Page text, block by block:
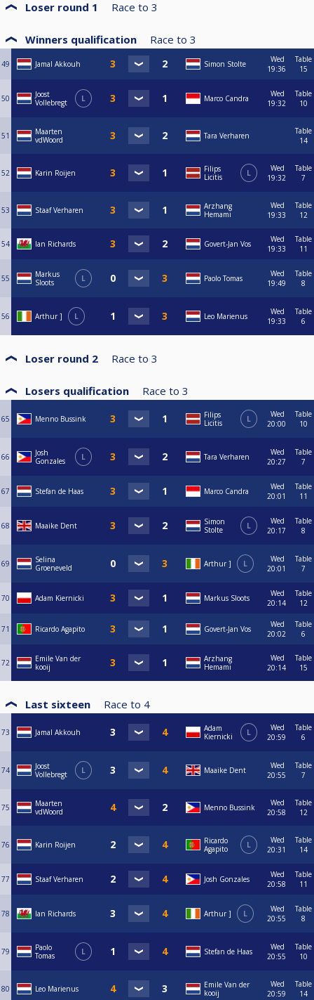
Loser round 1 Race to 3
Winners qualification Race to 3
49 Jamal Akkouh Simon Stolte
Wed
19:36
Table
15
50
Joost
Vollebregt
L Marco Candra
Wed
19:32
Table
10
51
Maarten
vdWoord
Tara Verharen
Table
14
52 Karin Roijen
Filips
Licitis
L
Wed
19:32
Table
7
53 Staaf Verharen
Arzhang
Hemami
Wed
19:33
Table
12
54 Ian Richards Govert-Jan Vos
Wed
19:33
Table
11
55
Markus
Sloots
L Paolo Tomas
Wed
19:49
Table
8
56 Arthur ] L Leo Marienus
Wed
19:33
Table
6
Loser round 2 Race to 3
Losers qualification Race to 3
65 Menno Bussink
Filips
Licitis
L
Wed
20:00
Table
10
66
Josh
Gonzales
L Tara Verharen
Wed
20:27
Table
7
67 Stefan de Haas Marco Candra
Wed
20:01
Table
11
68 Maaike Dent
Simon
Stolte
L
Wed
20:17
Table
8
69
Selina
Groeneveld
Arthur ] L
Wed
20:01
Table
7
70 Adam Kiernicki Markus Sloots
Wed
20:14
Table
12
71 Ricardo Agapito Govert-Jan Vos
Wed
20:02
Table
6
72
Emile Van der
kooij
Arzhang
Hemami
Wed
20:14
Table
15
Last sixteen Race to 4
73 Jamal Akkouh
Adam
Kiernicki
L
Wed
20:59
Table
6
74
Joost
Vollebregt
L Maaike Dent
Wed
20:55
Table
7
75
Maarten
vdWoord
Menno Bussink
Wed
20:58
Table
12
76 Karin Roijen
Ricardo
Agapito
L
Wed
20:31
Table
14
77 Staaf Verharen Josh Gonzales
Wed
20:58
Table
11
78 Ian Richards Arthur ] L
Wed
20:55
Table
8
79
Paolo
Tomas
L Stefan de Haas
Wed
20:55
Table
10
80 Leo Marienus
Emile Van der
kooij
Wed
20:59
Table
14